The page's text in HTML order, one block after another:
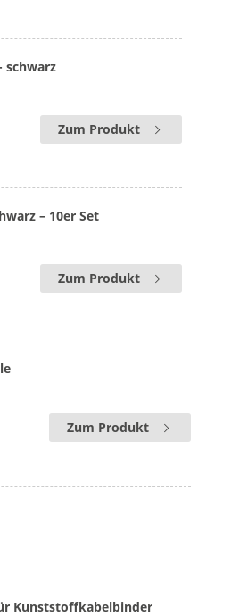
schwarz
Zum Produkt
– 10er Set
Zum Produkt
Zum Produkt
Kunststoffkabelbinder